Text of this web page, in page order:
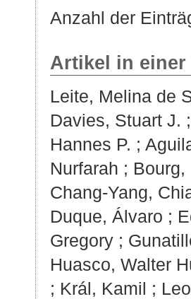
Anzahl der
Artikel in
Leite, Melina de
Davies, Stuart J.
Hannes P. ;
Nurfarah ; Bourg,
Chang‐Yang,
Duque, Álvaro ;
Gregory ;
Huasco, Walter
; Král, Kamil ;